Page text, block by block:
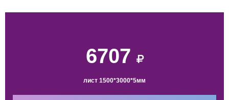
6707
лист 1500*3000*5мм